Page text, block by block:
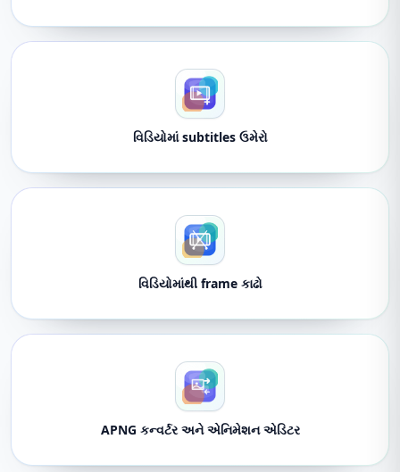
વિડિયોમાં subtitles ઉમેરો
વિડિયોમાંથી frame કાઢો
APNG કન્વર્ટર અને એનિમેશન એડિટર